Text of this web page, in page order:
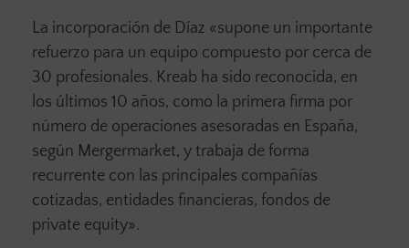
La incorporación de Díaz «supone un importante
refuerzo para un equipo compuesto por cerca de
30 profesionales. Kreab ha sido reconocida, en
los últimos 10 años, como la primera firma por
número de operaciones asesoradas en España,
según Mergermarket, y trabaja de forma
recurrente con las principales compañías
cotizadas, entidades financieras, fondos de
private equity».